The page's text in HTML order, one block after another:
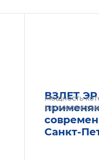
ВЗЛЕТ
Санкт-
Мощность